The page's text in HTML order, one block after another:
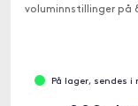
voluminnstillinger på
På lager, sendes i